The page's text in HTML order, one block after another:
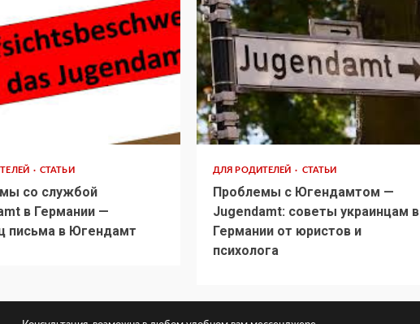
СТАТЬИ
со службой
в Германии —
письма в Югендамт
ДЛЯ РОДИТЕЛЕЙ СТАТЬИ
Проблемы с Югендамтом —
Jugendamt: советы украинцам в
Германии от юристов и
психолога